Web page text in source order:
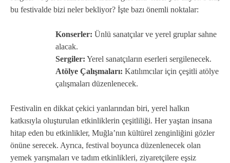
bu festivalde bizi neler bekliyor? İşte bazı önemli noktalar:
Konserler: Ünlü sanatçılar ve yerel gruplar sahne
alacak.
Sergiler: Yerel sanatçıların eserleri sergilenecek.
Atölye Çalışmaları: Katılımcılar için çeşitli atölye
çalışmaları düzenlenecek.
Festivalin en dikkat çekici yanlarından biri, yerel halkın
katkısıyla oluşturulan etkinliklerin çeşitliliği. Her yaştan insana
hitap eden bu etkinlikler, Muğla’nın kültürel zenginliğini gözler
önüne serecek. Ayrıca, festival boyunca düzenlenecek olan
yemek yarışmaları ve tadım etkinlikleri, ziyaretçilere eşsiz